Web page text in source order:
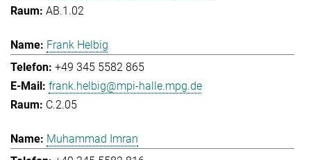
AB.1.02
Frank Helbig
+49 345 5582 865
frank.helbig@mpi-halle.mpg.de
C.2.05
Muhammad Imran